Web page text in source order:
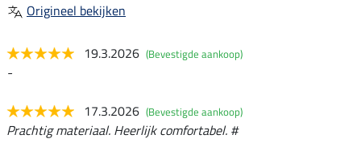
Origineel bekijken
19.3.2026 (Bevestigde aankoop)
-
17.3.2026 (Bevestigde aankoop)
Prachtig materiaal. Heerlijk comfortabel. #